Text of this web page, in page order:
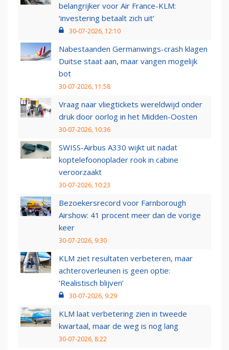
belangrijker voor Air France-KLM:
‘investering betaalt zich uit’
30-07-2026, 12:10
Nabestaanden Germanwings-crash klagen
Duitse staat aan, maar vangen mogelijk
bot
30-07-2026, 11:58
Vraag naar vliegtickets wereldwijd onder
druk door oorlog in het Midden-Oosten
30-07-2026, 10:36
SWISS-Airbus A330 wijkt uit nadat
koptelefoonoplader rook in cabine
veroorzaakt
30-07-2026, 10:23
Bezoekersrecord voor Farnborough
Airshow: 41 procent meer dan de vorige
keer
30-07-2026, 9:30
KLM ziet resultaten verbeteren, maar
achteroverleunen is geen optie:
‘Realistisch blijven’
30-07-2026, 9:29
KLM laat verbetering zien in tweede
kwartaal, maar de weg is nog lang
30-07-2026, 8:22